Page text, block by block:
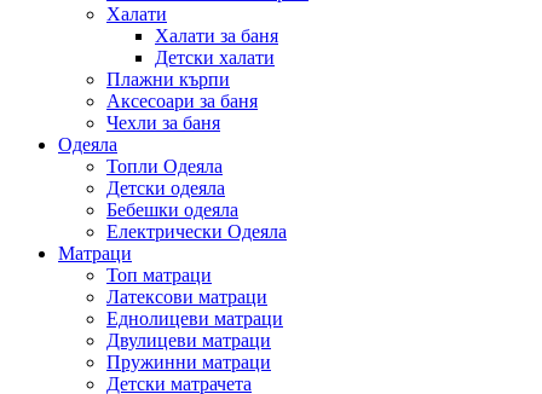
Халати
Халати за баня
Детски халати
Плажни кърпи
Аксесоари за баня
Чехли за баня
Одеяла
Топли Одеяла
Детски одеяла
Бебешки одеяла
Електрически Одеяла
Матраци
Топ матраци
Латексови матраци
Еднолицеви матраци
Двулицеви матраци
Пружинни матраци
Детски матрачета